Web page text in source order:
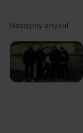
Następny artykuł